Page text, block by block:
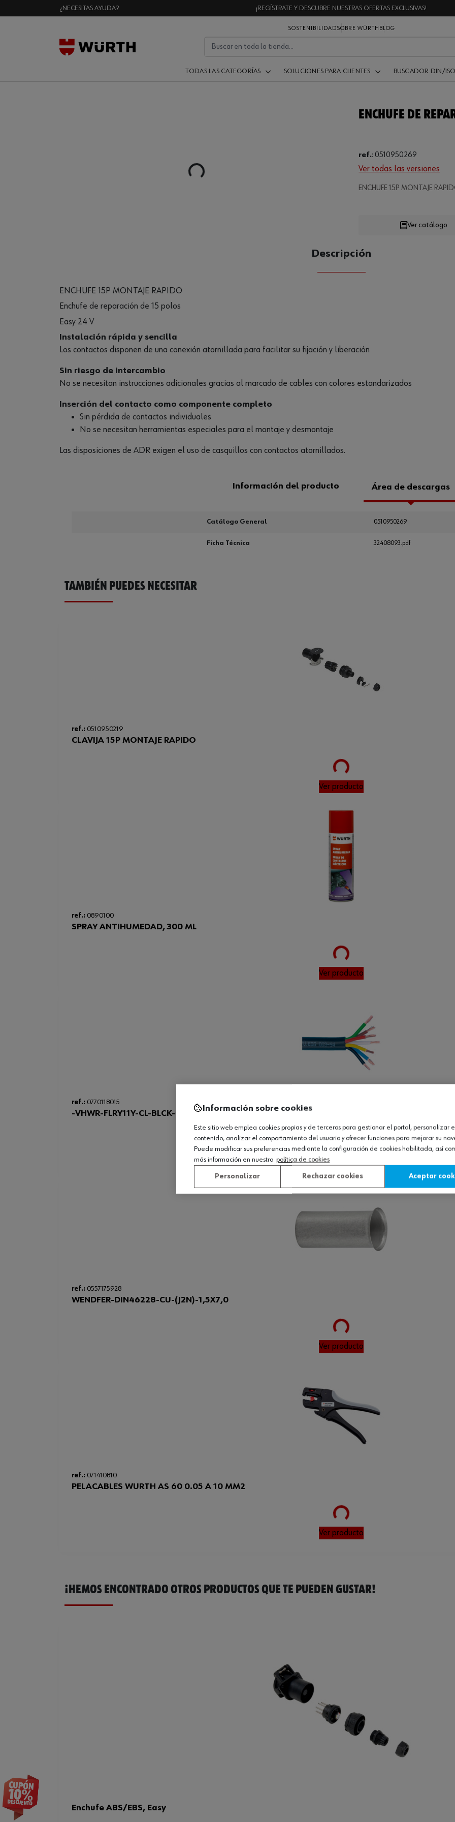
¿NECESITAS AYUDA? ¡REGÍSTRATE Y DESCUBRE NUESTRAS OFERTAS EXCLUSIVAS!
SOSTENIBILIDADSOBRE WÜRTH BLOG
TODAS LAS CATEGORÍAS SOLUCIONES PARA CLIENTES BUSCADOR DIN/ISO
Loading...
ENCHUFE DE
ref.: 0510950269
Ver todas las versiones
ENCHUFE 15P MONTAJE
Loading...
CANTIDAD
Ver catálogo
Descripción
ENCHUFE 15P MONTAJE RAPIDO
Enchufe de reparación de 15 polos
Easy 24 V
Instalación rápida y sencilla
Los contactos disponen de una conexión atornillada para facilitar su fijación y liberación
Sin riesgo de intercambio
No se necesitan instrucciones adicionales gracias al marcado de cables con colores estandarizados
Inserción del contacto como componente completo
Sin pérdida de contactos individuales
No se necesitan herramientas especiales para el montaje y desmontaje
Las disposiciones de ADR exigen el uso de casquillos con contactos atornillados.
Información del producto Área de descargas
Catálogo General 0510950269
Ficha Técnica 32408093.pdf
TAMBIÉN PUEDES NECESITAR
ref.: 0510950219
CLAVIJA 15P MONTAJE RAPIDO
Loading...
Ver producto
ref.: 0890100
SPRAY ANTIHUMEDAD, 300 ML
Loading...
Ver producto
ref.: 0770118015
-VHWR-FLRY11Y-CL-BLCK-GGVS-15POL
Loading...
Ver producto
ref.: 0557175928
WENDFER-DIN46228-CU-(J2N)-1,5X7,0
Loading...
Ver producto
ref.: 071410810
PELACABLES WURTH AS 60 0.05 A 10 MM2
Loading...
Ver producto
¡HEMOS ENCONTRADO OTROS PRODUCTOS QUE TE PUEDEN GUSTAR!
Enchufe ABS/EBS, Easy
Información sobre cookies
Este sitio web emplea cookies propias y de terceros para gestionar el portal, personalizar
contenido, analizar el comportamiento del usuario y ofrecer funciones para mejorar su
Puede modificar sus preferencias mediante la configuración de cookies habilitada, así
más información en nuestra política de cookies
Personalizar Rechazar cookies Aceptar